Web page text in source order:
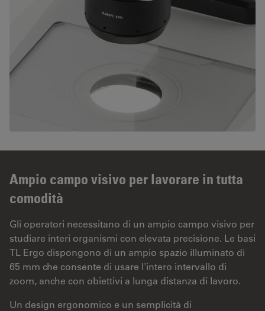
Ampio campo visivo per lavorare in tutta
comodità
Gli operatori necessitano di un ampio campo visivo per
studiare interi organismi con elevata precisione. Le basi
TL Ergo dispongono di un ampio spazio illuminato di
65 mm che consente di usare l'intero intervallo di
zoom, anche con obiettivi a lunga distanza di lavoro.
Un design ergonomico e un semplicità di